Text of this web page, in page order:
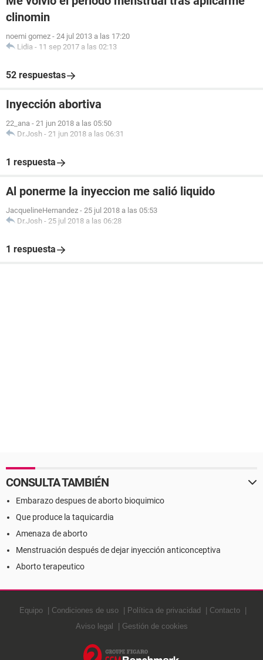
clinomin
noemi gomez - 24 jul 2013 a las 17:20
Lidia - 11 sep 2017 a las 02:13
52 respuestas
Inyección abortiva
22_ana - 21 jun 2018 a las 05:50
Dr.Josh - 21 jun 2018 a las 06:31
1 respuesta
Al ponerme la inyeccion me salió liquido
JacquelineHernandez - 25 jul 2018 a las 05:53
Dr.Josh - 25 jul 2018 a las 06:28
1 respuesta
CONSULTA TAMBIÉN
Embarazo despues de aborto bioquimico
Que produce la taquicardia
Amenaza de aborto
Menstruación después de dejar inyección anticonceptiva
Aborto terapeutico
Equipo Condiciones de uso Política de privacidad
Contacto
Aviso legal
Gestión de cookies